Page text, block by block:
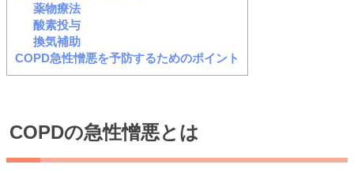
薬物療法
酸素投与
換気補助
COPD急性憎悪を予防するためのポイント
COPDの急性憎悪とは